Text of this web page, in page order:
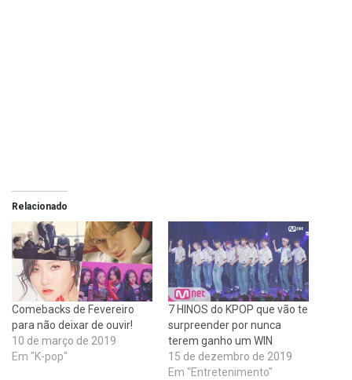
Relacionado
Comebacks de Fevereiro
para não deixar de ouvir!
10 de março de 2019
Em "K-pop"
7 HINOS do KPOP que vão te
surpreender por nunca
terem ganho um WIN
15 de dezembro de 2019
Em "Entretenimento"